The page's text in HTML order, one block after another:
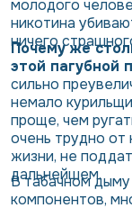
молодого
никотина
ничего
Почему же
этой пагубной
сильно
немало
проще, чем
очень трудно от
жизни, не
дальнейшем.
В табачном
компонентов,